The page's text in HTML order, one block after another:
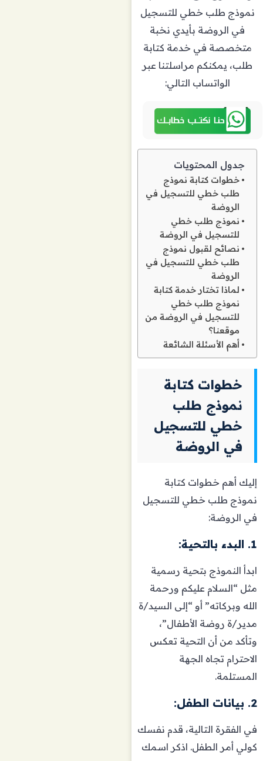
نموذج طلب خطي للتسجيل
في الروضة بأيدي نخبة
متخصصة في خدمة كتابة
طلب، يمكنكم مراسلتنا عبر
الواتساب التالي:
جدول المحتويات
خطوات كتابة نموذج
طلب خطي للتسجيل في
الروضة
نموذج طلب خطي
للتسجيل في الروضة
نصائح لقبول نموذج
طلب خطي للتسجيل في
الروضة
لماذا تختار خدمة كتابة
نموذج طلب خطي
للتسجيل في الروضة من
موقعنا؟
أهم الأسئلة الشائعة
خطوات كتابة
نموذج طلب
خطي للتسجيل
في الروضة
إليك أهم خطوات كتابة
نموذج طلب خطي للتسجيل
في الروضة:
1. البدء بالتحية:
ابدأ النموذج بتحية رسمية
مثل “السلام عليكم ورحمة
الله وبركاته” أو “إلى السيد/ة
مدير/ة روضة الأطفال”،
وتأكد من أن التحية تعكس
الاحترام تجاه الجهة
المستلمة.
2. بيانات الطفل:
في الفقرة التالية، قدم نفسك
كولي أمر الطفل. اذكر اسمك